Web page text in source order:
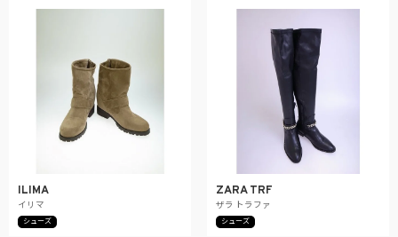
ILIMA
イリマ
シューズ
ZARA TRF
ザラ トラファ
シューズ